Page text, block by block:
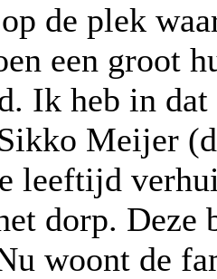
de plek
een groot
Ik heb in
Meijer
leeftijd
dorp. Deze
woont de